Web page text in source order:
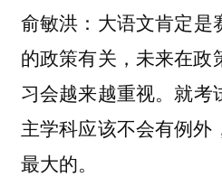
俞敏洪： 大语文肯定是
的政策有关，未来在政
习会越来越重视。就考
主学科应该不会有例外
最大的。